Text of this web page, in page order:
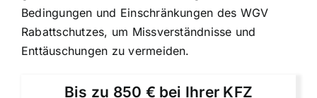
Bedingungen und Einschränkungen des WGV
Rabattschutzes, um Missverständnisse und
Enttäuschungen zu vermeiden.
Bis zu 850 € bei Ihrer KFZ